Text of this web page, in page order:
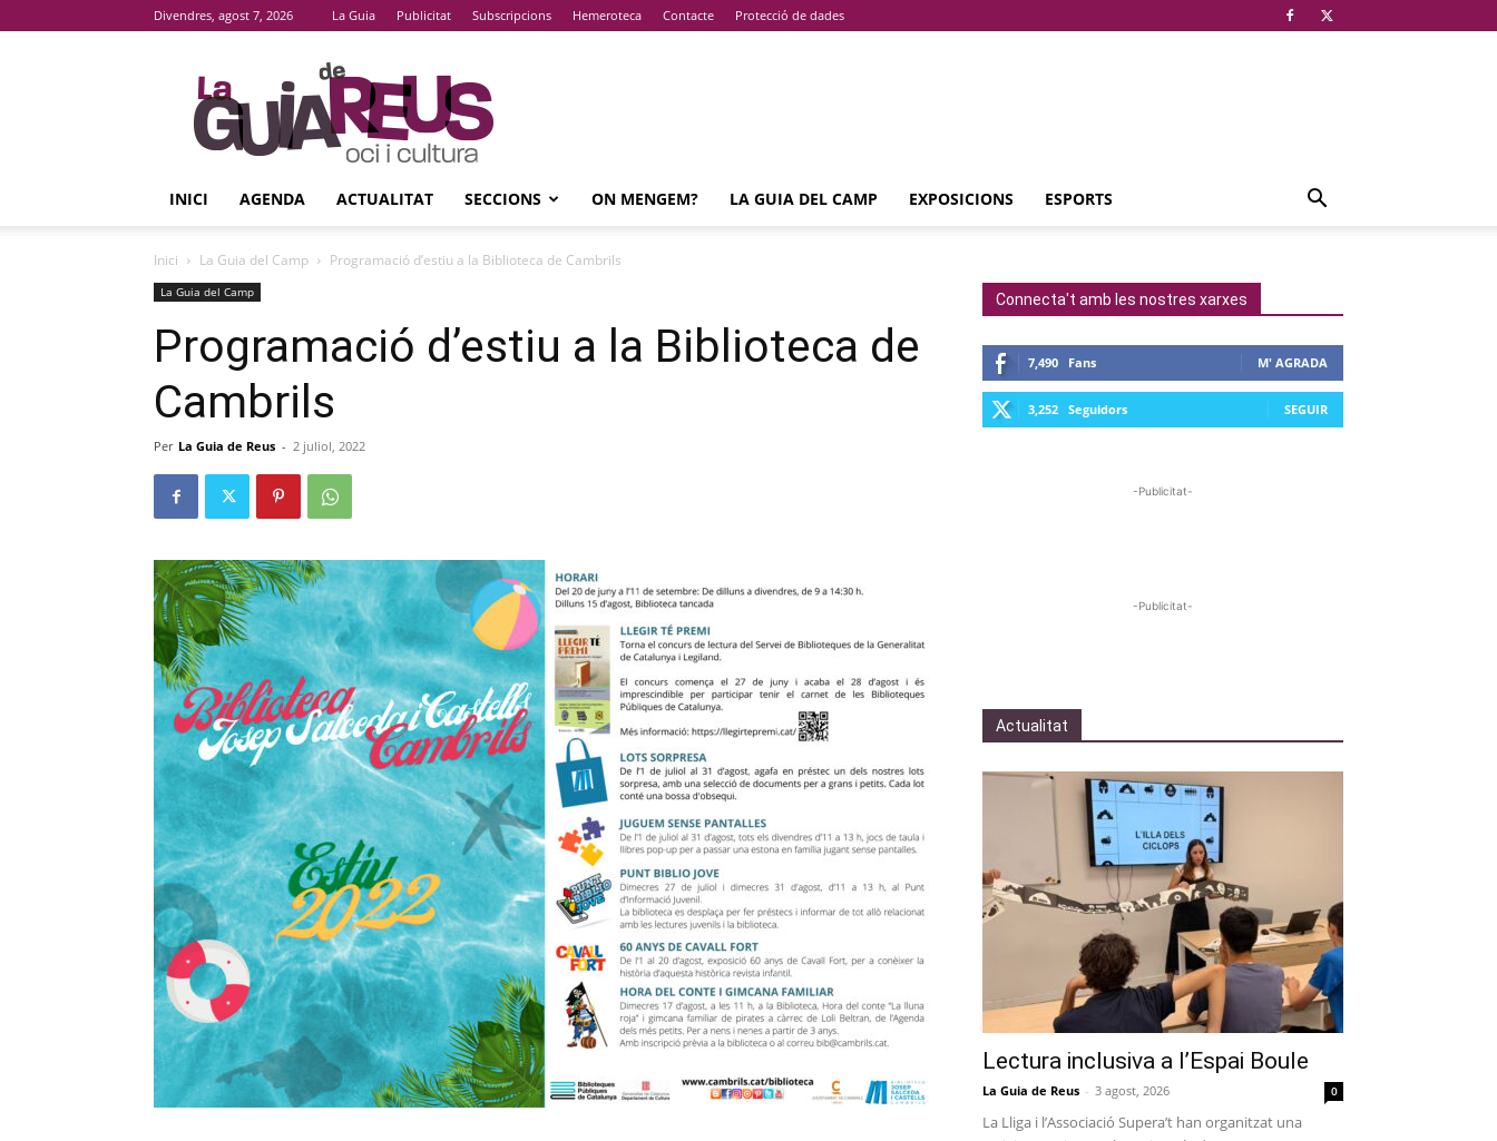
Divendres, agost 7, 2026 La Guia Publicitat Subscripcions Hemeroteca Contacte Protecció de dades
La
Guia
De
Reus
INICI AGENDA ACTUALITAT SECCIONS ON MENGEM? LA GUIA DEL CAMP EXPOSICIONS ESPORTS
Inici La Guia del Camp Programació d’estiu a la Biblioteca de Cambrils
La Guia del Camp
Programació d’estiu a la Biblioteca de
Cambrils
Per La Guia de Reus - 2 juliol, 2022
Connecta't amb les nostres xarxes
7,490 Fans M' AGRADA
3,252 Seguidors SEGUIR
-Publicitat-
-Publicitat-
Actualitat
Lectura inclusiva a l’Espai Boule
La Guia de Reus - 3 agost, 2026 0
La Lliga i l’Associació Supera’t han organitzat una